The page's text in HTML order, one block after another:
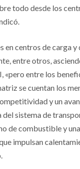
todo desde los
en centros de carga y
entre otros,
«pero entre los
se cuentan los
y un
sistema de
de combustible y
impulsan